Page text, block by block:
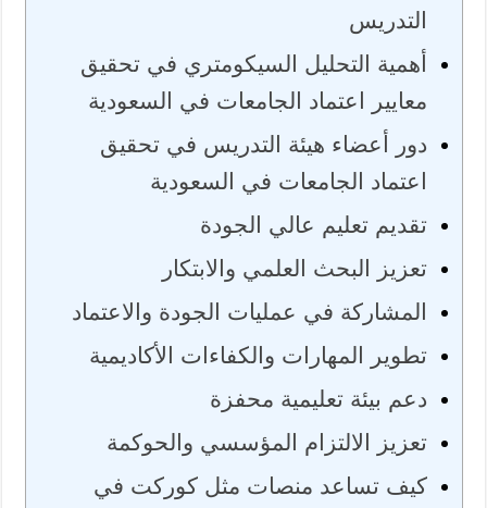
التدريس
أهمية التحليل السيكومتري في تحقيق
معايير اعتماد الجامعات في السعودية
دور أعضاء هيئة التدريس في تحقيق
اعتماد الجامعات في السعودية
تقديم تعليم عالي الجودة
تعزيز البحث العلمي والابتكار
المشاركة في عمليات الجودة والاعتماد
تطوير المهارات والكفاءات الأكاديمية
دعم بيئة تعليمية محفزة
تعزيز الالتزام المؤسسي والحوكمة
كيف تساعد منصات مثل كوركت في